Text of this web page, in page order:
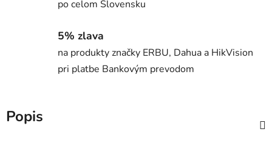
po celom Slovensku
5% zlava
na produkty značky ERBU, Dahua a HikVision
pri platbe Bankovým prevodom
Popis